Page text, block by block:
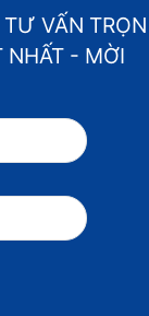
VẤN TRỌN
NHẤT - MỜI